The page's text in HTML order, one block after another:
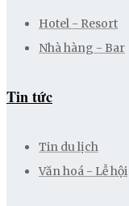
Hotel - Resort
Nhà hàng - Bar
Tin tức
Tin du lịch
Văn hoá - Lễ hội